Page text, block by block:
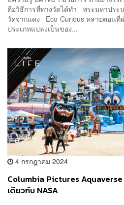
คือวิธีการที่ทางวัดได้ทำ พระมหาประ
วัดจากแดง Eco-Curious หลายตอนที่
ประเภทแปลงเป็นของ...
4 กรกฎาคม 2024
Columbia Pictures Aquaverse
เดียวกับ NASA